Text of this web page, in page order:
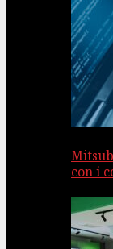
con i